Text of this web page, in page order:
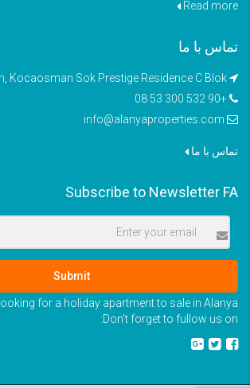
Read more
تماس با ما
+90 532 300 53 08
info@alanyaproperties.com
تماس با ما
Subscribe to Newsletter FA
Submit
Looking for a holiday apartment to sale in Alanya?
Don’t forget to fullow us on: